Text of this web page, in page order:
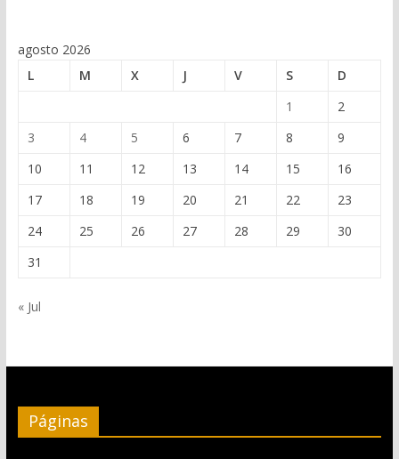
agosto 2026
L
M X J V S
D
1
2
3
4 5 6 7 8
9
10
11 12 13 14 15
16
17
18 19 20 21 22
23
24
25 26 27 28 29
30
31
« Jul
Páginas